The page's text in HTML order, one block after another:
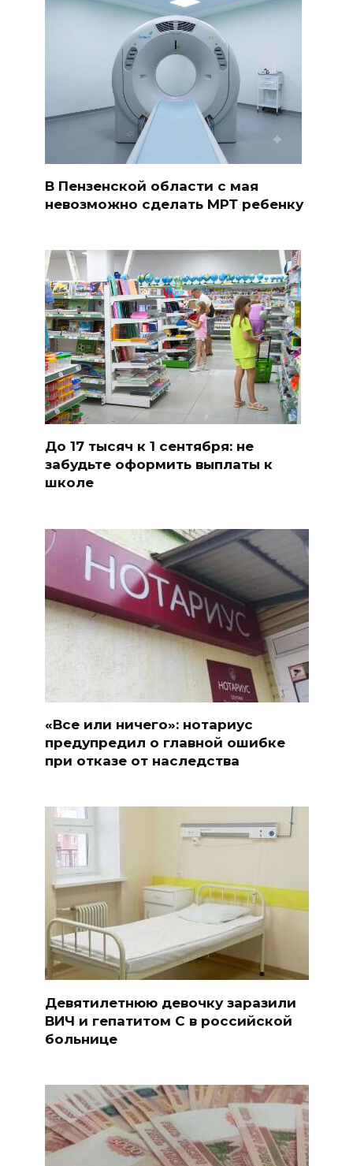
В Пензенской области с мая
невозможно сделать МРТ ребенку
До 17 тысяч к 1 сентября: не
забудьте оформить выплаты к
школе
«Все или ничего»: нотариус
предупредил о главной ошибке
при отказе от наследства
Девятилетнюю девочку заразили
ВИЧ и гепатитом С в российской
больнице